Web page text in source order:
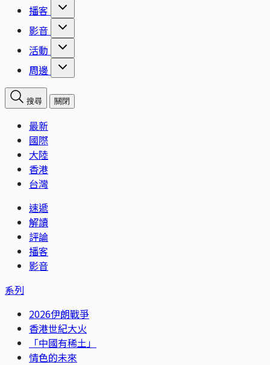
播客
影音
活動
周邊
搜尋 關閉
最新
國際
大陸
香港
台灣
速遞
解讀
評論
播客
影音
系列
2026伊朗戰爭
香港世紀大火
「中國有稀土」
情色的未來